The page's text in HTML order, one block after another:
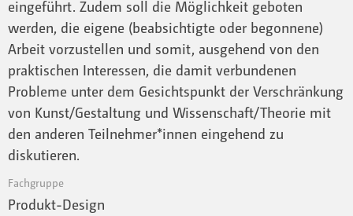
eingeführt. Zudem soll die Möglichkeit geboten
werden, die eigene (beabsichtigte oder begonnene)
Arbeit vorzustellen und somit, ausgehend von den
praktischen Interessen, die damit verbundenen
Probleme unter dem Gesichtspunkt der Verschränkung
von Kunst/Gestaltung und Wissenschaft/Theorie mit
den anderen Teilnehmer*innen eingehend zu
diskutieren.
Fachgruppe
Produkt-Design